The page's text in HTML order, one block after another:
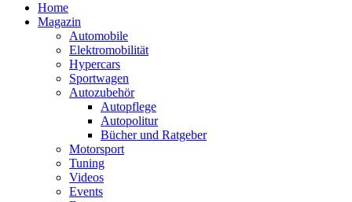
Home
Magazin
Automobile
Elektromobilität
Hypercars
Sportwagen
Autozubehör
Autopflege
Autopolitur
Bücher und Ratgeber
Motorsport
Tuning
Videos
Events